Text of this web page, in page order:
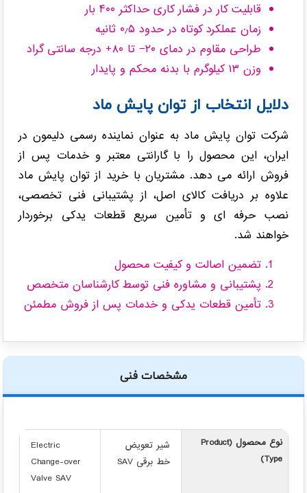
قابلیت کار در فشار کاری حداکثر ۴۰۰ بار
زمان عملکرد کوتاه در حدود ۰٫۵ ثانیه
طراحی مقاوم در دمای ۲۰− تا ۸۰+ درجه سانتی گراد
وزن ۱۳ کیلوگرم با بدنه محکم و پایدار
دلایل انتخاب از توان پایش ماد
شرکت توان پایش ماد به عنوان نماینده رسمی دلیمون در
ایران، این محصول را با گارانتی معتبر و خدمات پس از
فروش ارائه می دهد. مشتریان با خرید از توان پایش ماد
علاوه بر دریافت کالای اصل، از پشتیبانی فنی تخصصی،
نصب حرفه ای و تأمین سریع قطعات یدکی برخوردار
خواهند شد.
تضمین اصالت و کیفیت محصول
پشتیبانی و مشاوره فنی توسط کارشناسان متخصص
تأمین قطعات یدکی و خدمات پس از فروش مطمئن
مشخصات فنی
نوع محصول (Product
Type)
شیر تعویض
خط برقی SAV
Electric
Change-over
Valve SAV